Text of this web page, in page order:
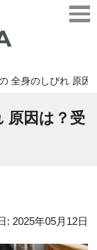
全身のしびれ 原因
原因は？受
: 2025年05月12日